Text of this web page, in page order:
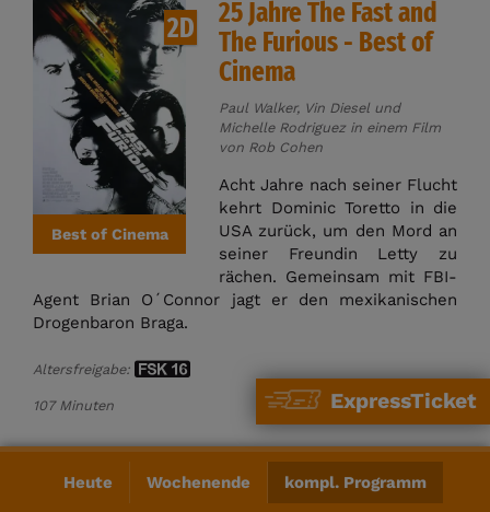
Heute Wochenende kompl. Programm
ExpressTicket
2D
Best of Cinema
25 Jahre The Fast and
The Furious - Best of
Cinema
Paul Walker, Vin Diesel und
Michelle Rodriguez in einem Film
von Rob Cohen
Acht Jahre nach seiner Flucht
kehrt Dominic Toretto in die
USA zurück, um den Mord an
seiner Freundin Letty zu
rächen. Gemeinsam mit FBI-
Agent Brian O´Connor jagt er den mexikanischen
Drogenbaron Braga.
Altersfreigabe:
107 Minuten
Di 01.09.